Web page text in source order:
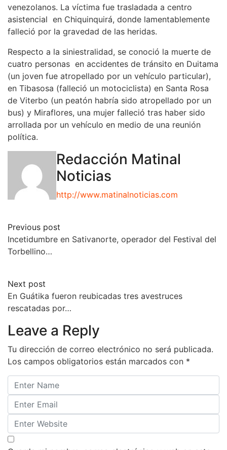
venezolanos. La víctima fue trasladada a centro
asistencial en Chiquinquirá, donde lamentablemente
falleció por la gravedad de las heridas.
Respecto a la siniestralidad, se conoció la muerte de
cuatro personas en accidentes de tránsito en Duitama
(un joven fue atropellado por un vehículo particular),
en Tibasosa (falleció un motociclista) en Santa Rosa
de Viterbo (un peatón habría sido atropellado por un
bus) y Miraflores, una mujer falleció tras haber sido
arrollada por un vehículo en medio de una reunión
política.
Redacción Matinal
Noticias
http://www.matinalnoticias.com
Previous post
Incetidumbre en Sativanorte, operador del Festival del
Torbellino…
Next post
En Guátika fueron reubicadas tres avestruces
rescatadas por…
Leave a Reply
Tu dirección de correo electrónico no será publicada.
Los campos obligatorios están marcados con *